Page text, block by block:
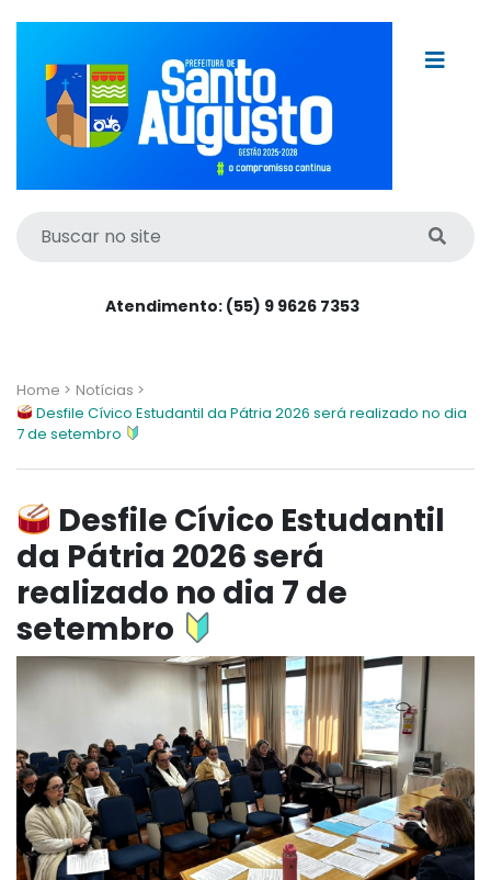
Atendimento: (55) 9 9626 7353
Home > Notícias >
Desfile Cívico Estudantil da Pátria 2026 será realizado no dia
7 de setembro
Desfile Cívico Estudantil
da Pátria 2026 será
realizado no dia 7 de
setembro